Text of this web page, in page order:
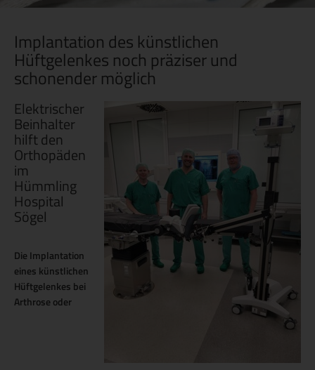
Implantation des künstlichen
Hüftgelenkes noch präziser und
schonender möglich
Elektrischer
Beinhalter
hilft den
Orthopäden
im
Hümmling
Hospital
Sögel
Die Implantation
eines künstlichen
Hüftgelenkes bei
Arthrose oder